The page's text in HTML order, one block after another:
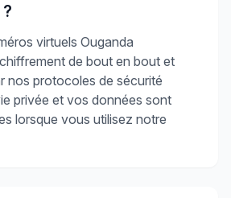
virtuels Ouganda
de bout en bout et
nos protocoles de sécurité
privée et vos données sont
lorsque vous utilisez notre